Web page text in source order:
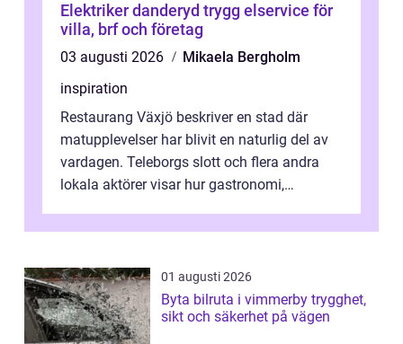
Elektriker danderyd trygg elservice för
villa, brf och företag
03 augusti 2026
Mikaela Bergholm
inspiration
Restaurang Växjö beskriver en stad där
matupplevelser har blivit en naturlig del av
vardagen. Teleborgs slott och flera andra
lokala aktörer visar hur gastronomi,
01 augusti 2026
Byta bilruta i vimmerby trygghet,
sikt och säkerhet på vägen